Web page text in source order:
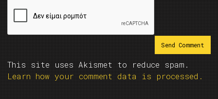
This site uses Akismet to reduce spam.
Learn how your comment data is processed.